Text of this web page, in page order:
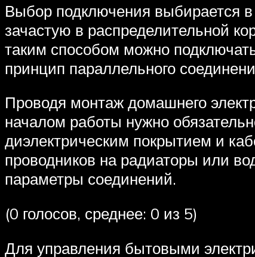
Выбор подключения выбирается
зачастую в распределительной
таким способом можно
принцип параллельного
Проводя монтаж домашнего
началом работы нужно
диэлектрическим покрытием и
проводников на радиаторы или
параметры соединений.
(0 голосов, среднее: 0 из 5)
Для управления бытовыми